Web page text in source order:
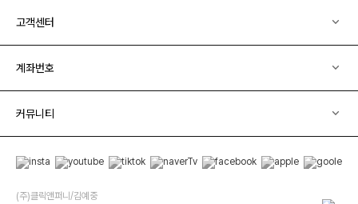
고객센터
계좌번호
커뮤니티
(주)클릭앤퍼니/김예중